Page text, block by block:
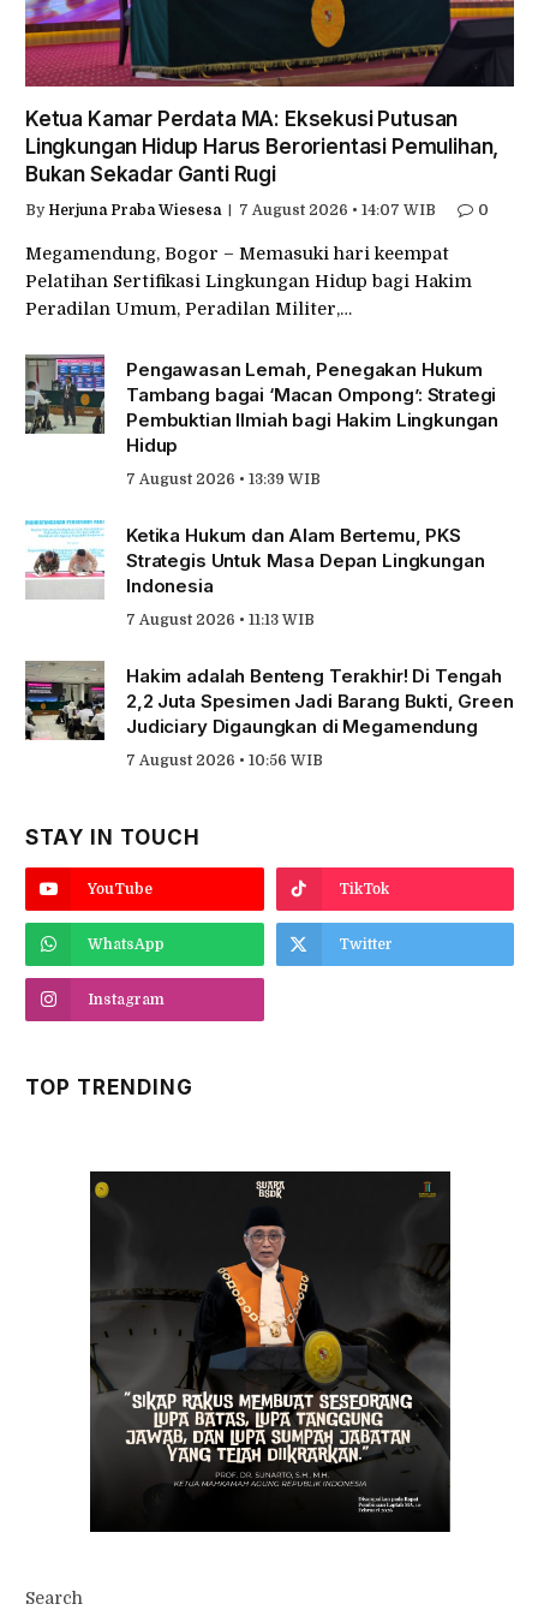
Ketua Kamar Perdata MA: Eksekusi Putusan
Lingkungan Hidup Harus Berorientasi Pemulihan,
Bukan Sekadar Ganti Rugi
By Herjuna Praba Wiesesa 7 August 2026 • 14:07 WIB 0
Megamendung, Bogor – Memasuki hari keempat
Pelatihan Sertifikasi Lingkungan Hidup bagi Hakim
Peradilan Umum, Peradilan Militer,…
Pengawasan Lemah, Penegakan Hukum
Tambang bagai ‘Macan Ompong’: Strategi
Pembuktian Ilmiah bagi Hakim Lingkungan
Hidup
7 August 2026 • 13:39 WIB
Ketika Hukum dan Alam Bertemu, PKS
Strategis Untuk Masa Depan Lingkungan
Indonesia
7 August 2026 • 11:13 WIB
Hakim adalah Benteng Terakhir! Di Tengah
2,2 Juta Spesimen Jadi Barang Bukti, Green
Judiciary Digaungkan di Megamendung
7 August 2026 • 10:56 WIB
STAY IN TOUCH
YouTube TikTok
WhatsApp Twitter
Instagram
TOP TRENDING
Search